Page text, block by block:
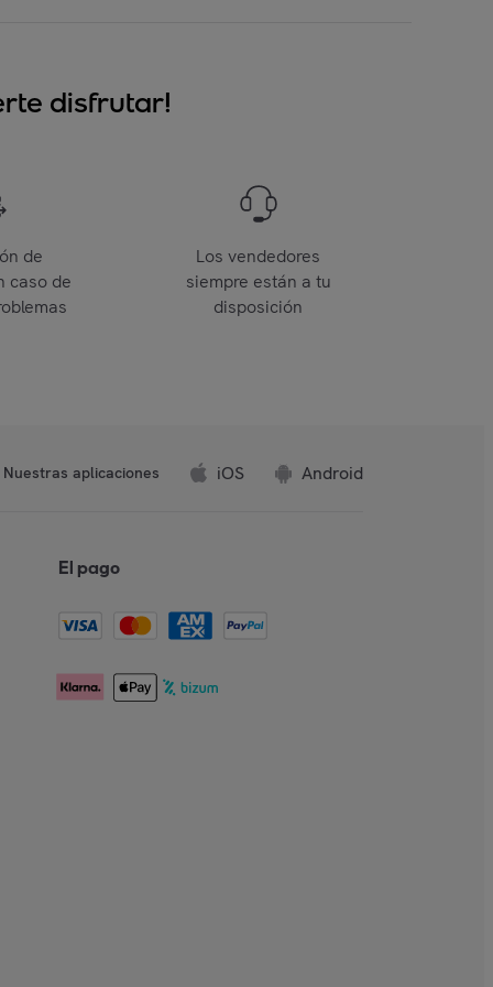
disfrutar!
de
caso de
Los vendedores
siempre están a tu
disposición
Nuestras aplicaciones iOS Android
El pago